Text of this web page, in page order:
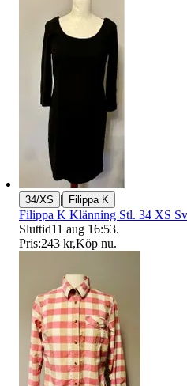
34/XS | Filippa K
Filippa K Klänning Stl. 34 XS
Sluttid11 aug 16:53.
Pris:243 kr,Köp nu.